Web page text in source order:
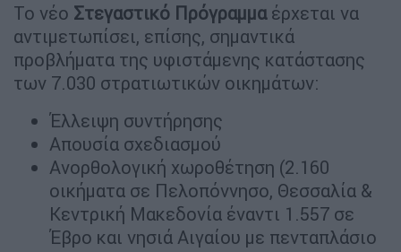
Το νέο Στεγαστικό Πρόγραμμαέρχεται να
αντιμετωπίσει, επίσης, σημαντικά
προβλήματα της υφιστάμενης κατάστασης
των 7.030 στρατιωτικών οικημάτων:
Έλλειψη συντήρησης
Απουσία σχεδιασμού
Ανορθολογική χωροθέτηση (2.160
οικήματα σε Πελοπόννησο, Θεσσαλία &
Κεντρική Μακεδονία έναντι 1.557 σε
Έβρο και νησιά Αιγαίου με πενταπλάσιο